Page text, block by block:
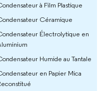
à Film Plastique
Céramique
Électrolytique en
Humide au Tantale
en Papier Mica